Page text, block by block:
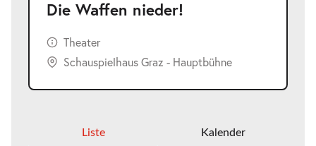
Die Waffen nieder!
Theater
Schauspielhaus Graz - Hauptbühne
Liste Kalender